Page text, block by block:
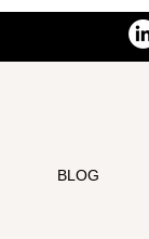
BLOG